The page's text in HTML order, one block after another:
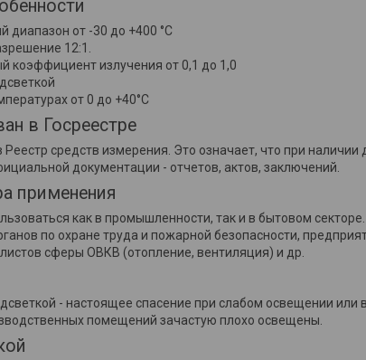
диапазон от -30 до +400 °С
12:1.
коэффициент излучения от 0,1 до 1,0
от 0 до +40°C
в Госреестре
средств измерения. Это означает, что при
документации - отчетов, актов, заключений.
применения
как в промышленности, так и в бытовом
по охране труда и пожарной безопасности,
сферы ОВКВ (отопление, вентиляция) и др.
- настоящее спасение при слабом освещении или
помещений зачастую плохо освещены.